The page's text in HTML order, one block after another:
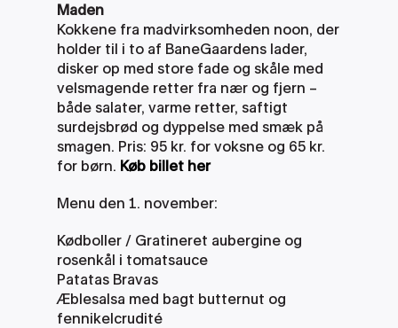
Maden
Kokkene fra madvirksomheden noon, der
holder til i to af BaneGaardens lader,
disker op med store fade og skåle med
velsmagende retter fra nær og fjern –
både salater, varme retter, saftigt
surdejsbrød og dyppelse med smæk på
smagen. Pris: 95 kr. for voksne og 65 kr.
for børn. Køb billet her
Menu den 1. november:
Kødboller / Gratineret aubergine og
rosenkål i tomatsauce
Patatas Bravas
Æblesalsa med bagt butternut og
fennikelcrudité